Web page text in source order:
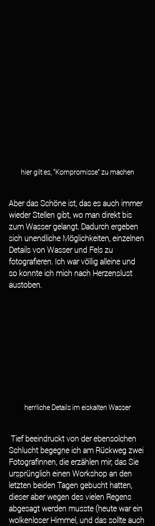
hier gilt es, "Kompromisse" zu machen
Aber das Schöne ist, das es auch immer
wieder Stellen gibt, wo man direkt bis
zum Wasser gelangt. Dadurch ergeben
sich unendliche Möglichkeiten, einzelnen
Details von Wasser und Fels zu
fotografieren. Ich war völlig alleine und
so konnte ich mich nach Herzenslust
austoben.
herrliche Details im eiskalten Wasser
Schlucht begegne ich am Rückweg zwei
Fotografinnen, die erzählen mir, das Sie
ursprünglich einen Workshop an den
letzten beiden Tagen gebucht hatten,
dieser aber wegen des vielen Regens
abgesagt werden musste (heute war ein
wolkenloser Himmel, und das sollte auch